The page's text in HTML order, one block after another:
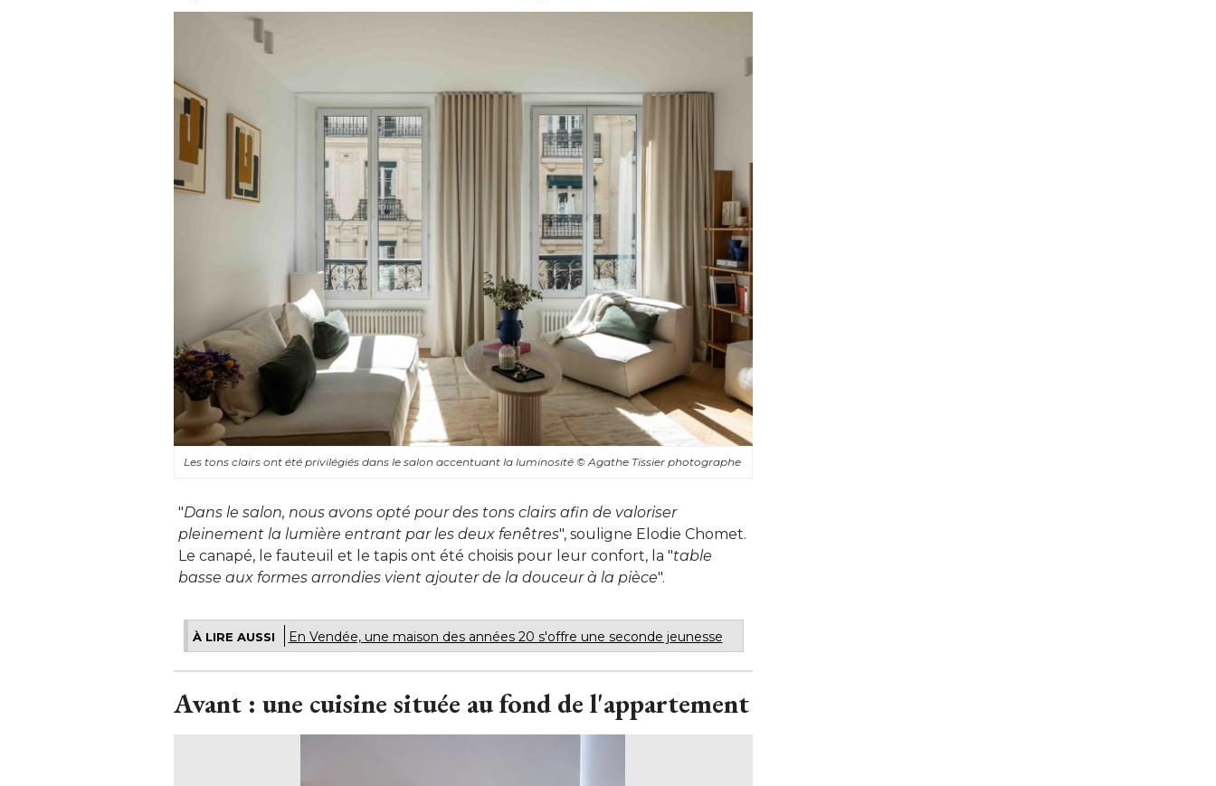
Les tons clairs ont été privilégiés dans le salon accentuant la luminosité © Agathe Tissier photographe
"Dans le salon, nous avons opté pour des tons clairs afin de valoriser
pleinement la lumière entrant par les deux fenêtres", souligne Elodie Chomet.
Le canapé, le fauteuil et le tapis ont été choisis pour leur confort, la "table
basse aux formes arrondies vient ajouter de la douceur à la pièce".
À LIRE AUSSI En Vendée, une maison des années 20 s'offre une seconde jeunesse
Avant : une cuisine située au fond de l'appartement